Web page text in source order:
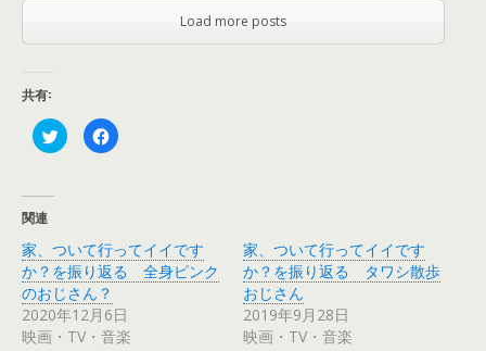
Load more posts
共有:
ク
リ
t
t
e
r
で
共
有
(
F
a
共
有
す
る
に
は
ク
リ
関連
家、ついて行ってイイです
か？を振り返る 全身ピンク
のおじさん？
2020年12月6日
映画・TV・音楽
家、ついて行ってイイです
か？を振り返る タワシ散歩
おじさん
2019年9月28日
映画・TV・音楽